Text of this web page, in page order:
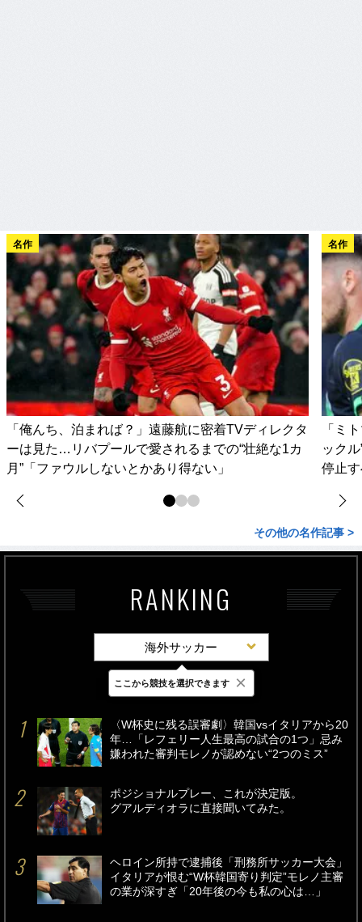
名作
「俺んち、泊まれば？」遠藤航に密着TVディレクタ
ーは見た…リバプールで愛されるまでの“壮絶な1カ
月”「ファウルしないとかあり得ない」
名作
「ミ
ック
停止
その他の名作記事 >
RANKING
海外サッカー
最新 24時間 週間
〈W杯史に残る誤審劇〉韓国vsイタリアから20
年…「レフェリー人生最高の試合の1つ」忌み
嫌われた審判モレノが認めない“2つのミス”
ポジショナルプレー、これが決定版。
グアルディオラに直接聞いてみた。
ヘロイン所持で逮捕後「刑務所サッカー大会」
イタリアが恨む“W杯韓国寄り判定”モレノ主審
の業が深すぎ「20年後の今も私の心は…」
ここから競技を選択できます ×